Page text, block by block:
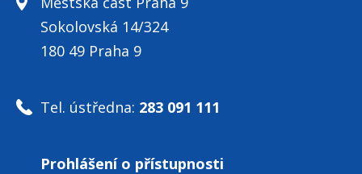
Sokolovská 14/324
180 49 Praha 9
Tel. ústředna: 283 091 111
Prohlášení o přístupnosti